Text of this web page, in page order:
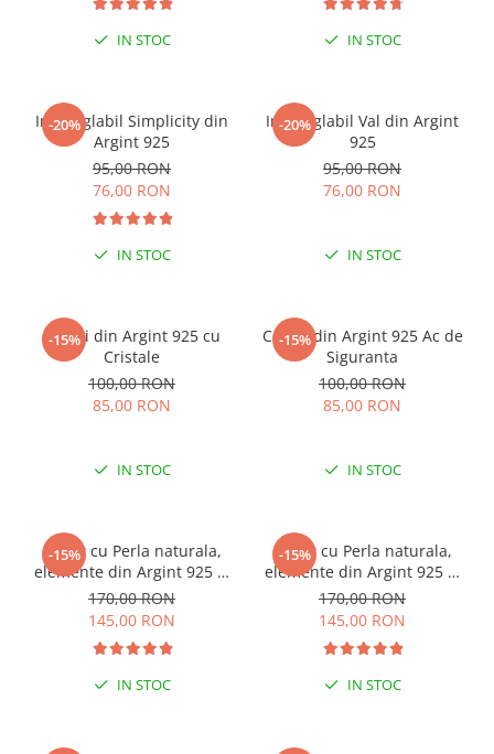
IN STOC IN STOC
-20%
Inel reglabil Simplicity din
Argint 925
95,00 RON
76,00 RON
IN STOC
-20%
Inel reglabil Val din Argint
925
95,00 RON
76,00 RON
IN STOC
-15%
Cercei din Argint 925 cu
Cristale
100,00 RON
85,00 RON
IN STOC
-15%
Cercei din Argint 925 Ac de
Siguranta
100,00 RON
85,00 RON
IN STOC
-15%
Colier cu Perla naturala,
elemente din Argint 925 si
margele Miyuki, multicolor
170,00 RON
145,00 RON
IN STOC
-15%
Colier cu Perla naturala,
elemente din Argint 925 si
margele Miyuki, verde/kiwi
170,00 RON
145,00 RON
IN STOC